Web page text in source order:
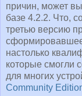
причин, может
базе 4.2.2. Что,
третью версию
настолько
которые смогли
для многих
Community